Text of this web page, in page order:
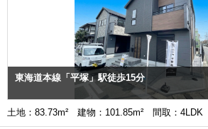
東海道本線「平塚」駅徒歩15分
土地：83.73m² 建物：101.85m² 間取：4LDK